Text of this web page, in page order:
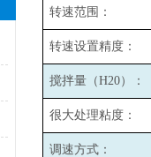
转速范围：
转速设置精度：
搅拌量（H20）：
很大处理粘度：
调速方式：